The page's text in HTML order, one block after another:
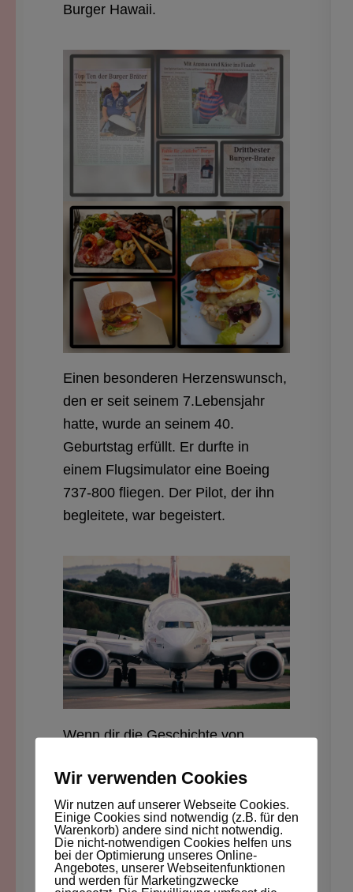
Burger Hawaii.
Einen besonderen Herzenswunsch,
den er seit seinem 7.Lebensjahr
hatte, wurde an seinem 40.
Geburtstag erfüllt. Er durfte in
einem Flugsimulator eine Boeing
737-800 fliegen. Der Pilot, der ihn
begleitete, war begeistert.
Wenn dir die Geschichte von
einen netten Kommentar da.
Wir verwenden Cookies
Wir nutzen auf unserer Webseite Cookies.
Einige Cookies sind notwendig (z.B. für den
Warenkorb) andere sind nicht notwendig.
Die nicht-notwendigen Cookies helfen uns
bei der Optimierung unseres Online-
Angebotes, unserer Webseitenfunktionen
und werden für Marketingzwecke